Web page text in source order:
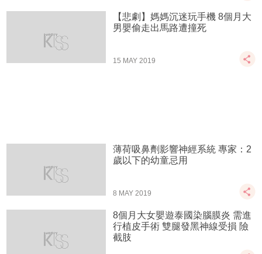
【悲劇】媽媽沉迷玩手機 8個月大
男嬰偷走出馬路遭撞死
15 MAY 2019
薄荷吸鼻劑影響神經系統 專家：2
歲以下的幼童忌用
8 MAY 2019
8個月大女嬰遊泰國染腦膜炎 需進
行植皮手術 雙腿發黑神線受損 險
截肢